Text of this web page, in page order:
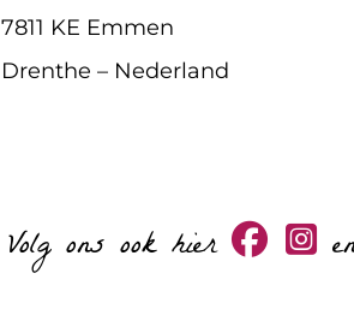
7811 KE Emmen
Drenthe – Nederland
Volg ons ook hier